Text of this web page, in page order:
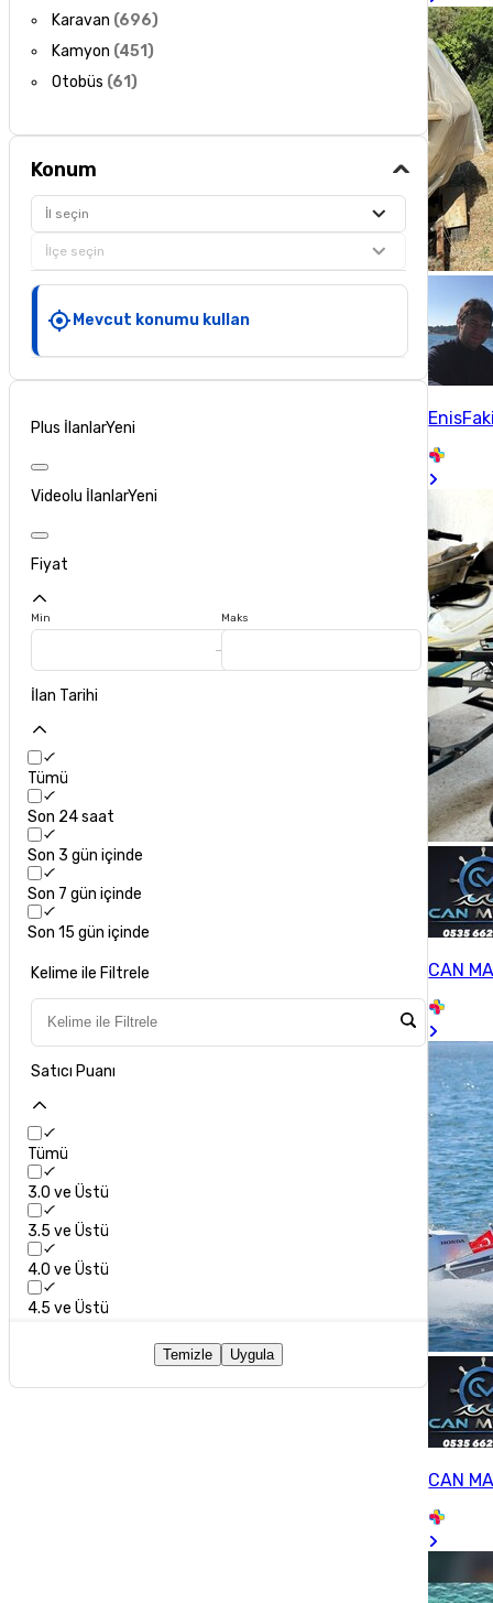
Karavan (696)
Kamyon (451)
Otobüs (61)
Konum
İl seçin
İlçe seçin
Mevcut konumu kullan
Plus İlanlarYeni
Videolu İlanlarYeni
Fiyat
Min Maks
İlan Tarihi
Tümü
Son 24 saat
Son 3 gün içinde
Son 7 gün içinde
Son 15 gün içinde
Kelime ile Filtrele
Satıcı Puanı
Tümü
3.0 ve Üstü
3.5 ve Üstü
4.0 ve Üstü
4.5 ve Üstü
Temizle Uygula
CAN
CAN